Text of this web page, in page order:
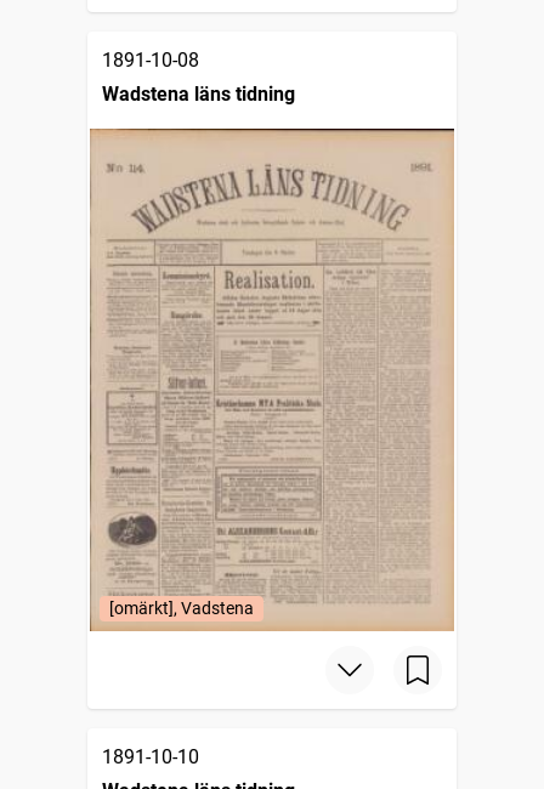
1891-10-08
Wadstena läns tidning
[omärkt], Vadstena
1891-10-10